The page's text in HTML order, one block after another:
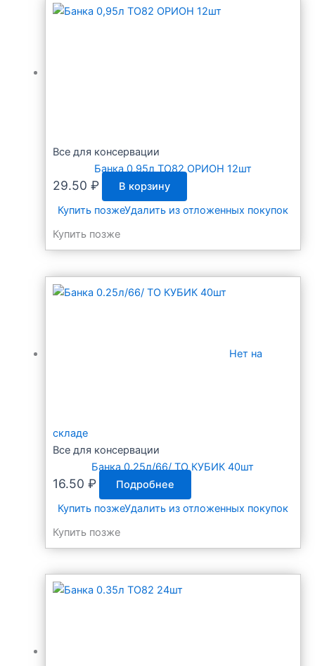
Все для консервации
Банка 0,95л ТО82 ОРИОН 12шт
29.50 ₽
В корзину
Купить позжеУдалить из отложенных покупок
Купить позже
Нет на
складе
Все для консервации
Банка 0.25л/66/ ТО КУБИК 40шт
16.50 ₽
Подробнее
Купить позжеУдалить из отложенных покупок
Купить позже